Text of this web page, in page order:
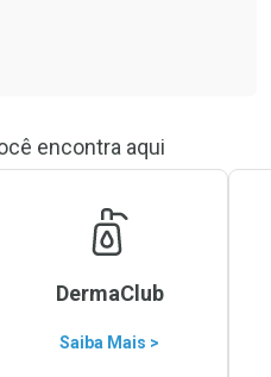
encontra aqui
DermaClub
Saiba Mais >